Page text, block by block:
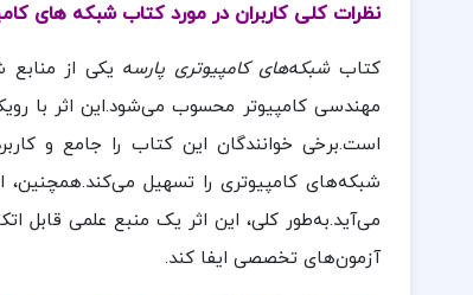
نظرات کلی کاربران در مورد کتاب شبکه های
کتابشبکه‌های کامپیوتری پارسه یکی از منابع
مهندسی کامپیوتر محسوب می‌شود.این اثر با
است.برخی خوانندگان این کتاب را جامع و
شبکه‌های کامپیوتری را تسهیل
می‌آید.به‌طور کلی، این اثر یک منبع علمی قابل
آزمون‌های تخصصی ایفا کند.